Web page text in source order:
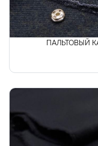
ПАЛЬТОВЫЙ